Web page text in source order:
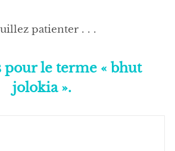
patienter . . .
pour le terme « bhut
jolokia ».